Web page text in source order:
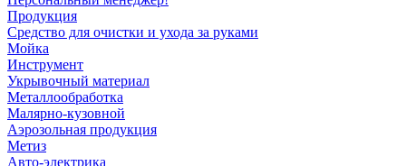
Продукция
Средство для очистки и ухода за руками
Мойка
Инструмент
Укрывочный материал
Металлообработка
Малярно-кузовной
Аэрозольная продукция
Метиз
Авто-электрика